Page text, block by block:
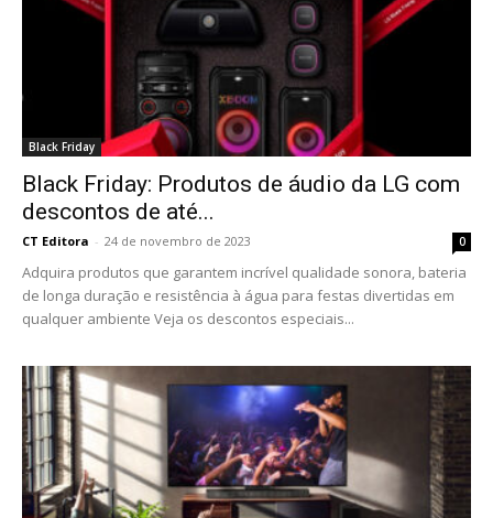
Black Friday
Black Friday: Produtos de áudio da LG com
descontos de até...
CT Editora - 24 de novembro de 2023 0
Adquira produtos que garantem incrível qualidade sonora, bateria
de longa duração e resistência à água para festas divertidas em
qualquer ambiente Veja os descontos especiais...